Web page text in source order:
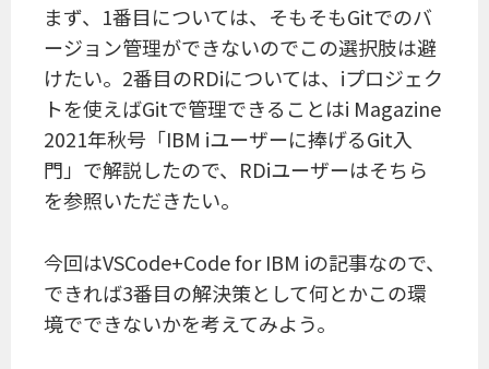
まず、1番目については、そもそもGitでのバ
ージョン管理ができないのでこの選択肢は避
けたい。2番目のRDiについては、iプロジェク
トを使えばGitで管理できることはi Magazine
2021年秋号「IBM iユーザーに捧げるGit入
門」で解説したので、RDiユーザーはそちら
を参照いただきたい。
今回はVSCode+Code for IBM iの記事なので、
できれば3番目の解決策として何とかこの環
境でできないかを考えてみよう。